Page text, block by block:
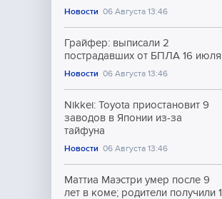
Новости 06 Августа 13:46
Грайфер: выписали 2
пострадавших от БПЛА 16 июля
Новости 06 Августа 13:46
Nikkei: Toyota приостановит 9
заводов в Японии из-за
тайфуна
Новости 06 Августа 13:46
Маттиа Маэстри умер после 9
лет в коме; родители получили 1